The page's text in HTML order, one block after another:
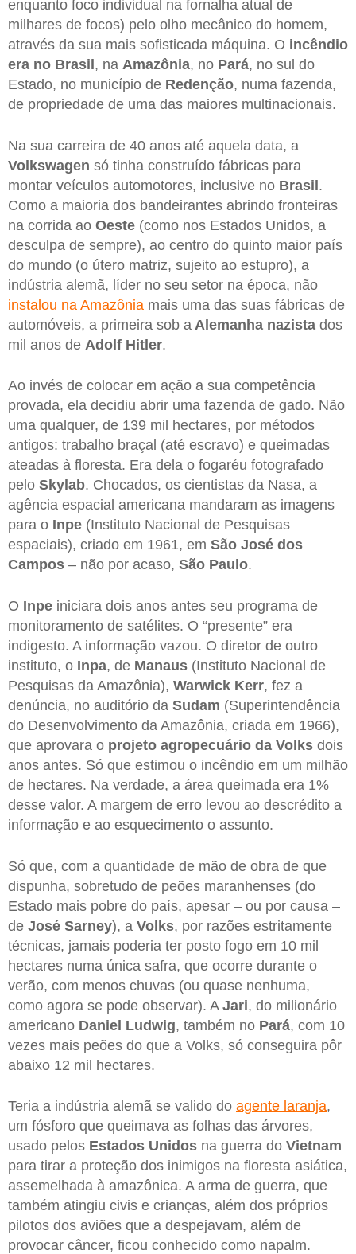
enquanto foco individual na fornalha atual de
milhares de focos) pelo olho mecânico do homem,
através da sua mais sofisticada máquina. O incêndio
era no Brasil , na Amazônia, no Pará, no sul do
Estado, no município de Redenção, numa fazenda,
de propriedade de uma das maiores multinacionais.
Na sua carreira de 40 anos até aquela data, a
Volkswagen só tinha construído fábricas para
montar veículos automotores, inclusive no Brasil.
Como a maioria dos bandeirantes abrindo fronteiras
na corrida ao Oeste (como nos Estados Unidos, a
desculpa de sempre), ao centro do quinto maior país
do mundo (o útero matriz, sujeito ao estupro), a
indústria alemã, líder no seu setor na época, não
instalou na Amazônia mais uma das suas fábricas de
automóveis, a primeira sob a Alemanha nazista dos
mil anos de Adolf Hitler.
Ao invés de colocar em ação a sua competência
provada, ela decidiu abrir uma fazenda de gado. Não
uma qualquer, de 139 mil hectares, por métodos
antigos: trabalho braçal (até escravo) e queimadas
ateadas à floresta. Era dela o fogaréu fotografado
pelo Skylab. Chocados, os cientistas da Nasa, a
agência espacial americana mandaram as imagens
para o Inpe (Instituto Nacional de Pesquisas
espaciais), criado em 1961, em São José dos
Campos – não por acaso, São Paulo.
O Inpe iniciara dois anos antes seu programa de
monitoramento de satélites. O “presente” era
indigesto. A informação vazou. O diretor de outro
instituto, o Inpa, de Manaus (Instituto Nacional de
Pesquisas da Amazônia), Warwick Kerr, fez a
denúncia, no auditório da Sudam (Superintendência
do Desenvolvimento da Amazônia, criada em 1966),
que aprovara o projeto agropecuário da Volks dois
anos antes. Só que estimou o incêndio em um milhão
de hectares. Na verdade, a área queimada era 1%
desse valor. A margem de erro levou ao descrédito a
informação e ao esquecimento o assunto.
Só que, com a quantidade de mão de obra de que
dispunha, sobretudo de peões maranhenses (do
Estado mais pobre do país, apesar – ou por causa –
de José Sarney), a Volks, por razões estritamente
técnicas, jamais poderia ter posto fogo em 10 mil
hectares numa única safra, que ocorre durante o
verão, com menos chuvas (ou quase nenhuma,
como agora se pode observar). A Jari, do milionário
americano Daniel Ludwig, também no Pará, com 10
vezes mais peões do que a Volks, só conseguira pôr
abaixo 12 mil hectares.
Teria a indústria alemã se valido do agente laranja,
um fósforo que queimava as folhas das árvores,
usado pelos Estados Unidos na guerra do Vietnam
para tirar a proteção dos inimigos na floresta asiática,
assemelhada à amazônica. A arma de guerra, que
também atingiu civis e crianças, além dos próprios
pilotos dos aviões que a despejavam, além de
provocar câncer, ficou conhecido como napalm.